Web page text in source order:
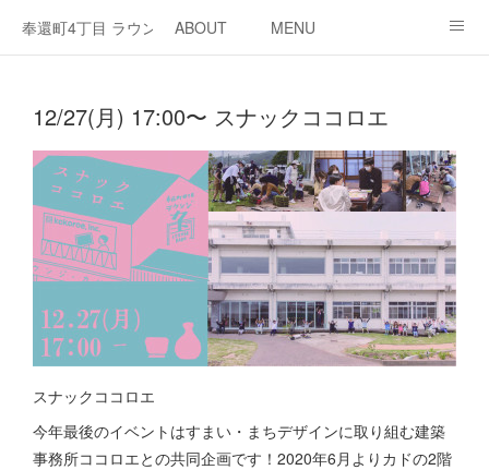
奉還町4丁目 ラウンジ・カド
ABOUT MENU
12/27(月) 17:00〜 スナックココロエ
スナックココロエ
今年最後のイベントはすまい・まちデザインに取り組む建築
事務所ココロエとの共同企画です！2020年6月よりカドの2階